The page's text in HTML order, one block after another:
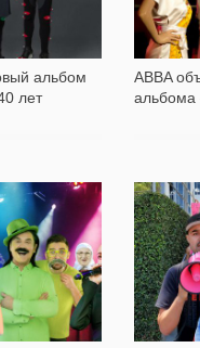
альбом
лет
ABBA
альбома
37